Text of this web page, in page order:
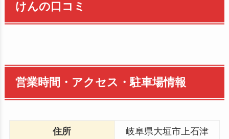
けんの口コミ
営業時間・アクセス・駐車場情報
住所
岐阜県大垣市上石津